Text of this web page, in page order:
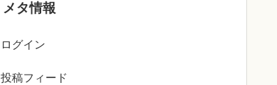
メタ情報
ログイン
投稿フィード